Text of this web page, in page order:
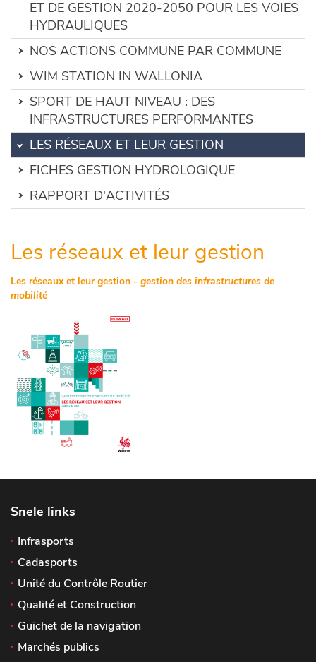
ET DE GESTION 2020-2050 POUR LES VOIES
HYDRAULIQUES
NOS ACTIONS COMMUNE PAR COMMUNE
WIM STATION IN WALLONIA
SPORT DE HAUT NIVEAU : DES
INFRASTRUCTURES PERFORMANTES
LES RÉSEAUX ET LEUR GESTION
FICHES GESTION HYDROLOGIQUE
RAPPORT D'ACTIVITÉS
Les réseaux et leur gestion
Les réseaux et leur gestion - gestion des infrastructures de
mobilité
Snele links
Infrasports
Cadasports
Unité du Contrôle Routier
Qualité et Construction
Guichet de la navigation
Marchés publics